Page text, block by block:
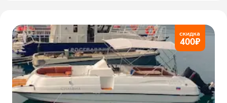
скидка
400₽